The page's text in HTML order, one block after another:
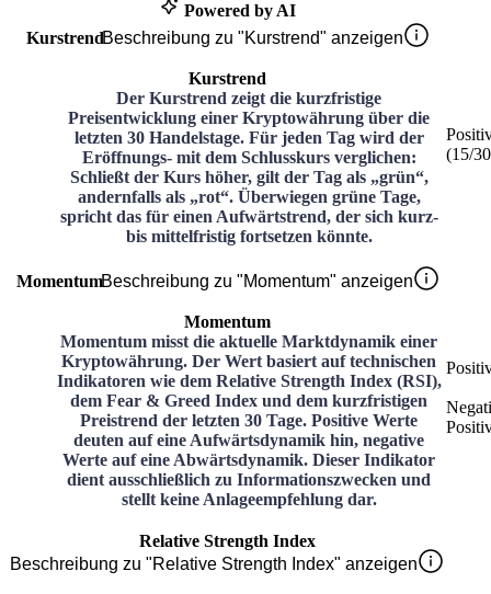
Powered by AI
KurstrendBeschreibung zu "Kurstrend" anzeigen
Kurstrend
Der Kurstrend zeigt die kurzfristige
Preisentwicklung einer Kryptowährung über die
letzten 30 Handelstage. Für jeden Tag wird der
Eröffnungs- mit dem Schlusskurs verglichen:
Schließt der Kurs höher, gilt der Tag als „grün“,
andernfalls als „rot“. Überwiegen grüne Tage,
spricht das für einen Aufwärtstrend, der sich kurz-
bis mittelfristig fortsetzen könnte.
(15/
MomentumBeschreibung zu "Momentum" anzeigen
Momentum
Momentum misst die aktuelle Marktdynamik einer
Kryptowährung. Der Wert basiert auf technischen
Indikatoren wie dem Relative Strength Index (RSI),
dem Fear & Greed Index und dem kurzfristigen
Preistrend der letzten 30 Tage. Positive Werte
deuten auf eine Aufwärtsdynamik hin, negative
Werte auf eine Abwärtsdynamik. Dieser Indikator
dient ausschließlich zu Informationszwecken und
stellt keine Anlageempfehlung dar.
Relative Strength Index
Beschreibung zu "Relative Strength Index" anzeigen